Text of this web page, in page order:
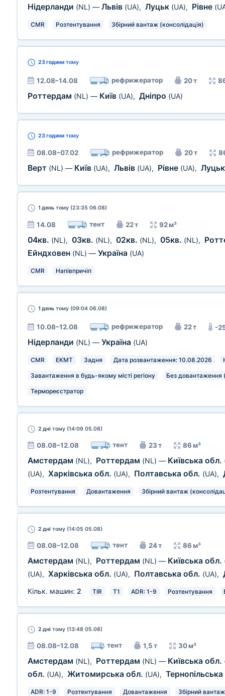
Нідерланди (NL) — Львів (UA), Луцьк (UA), Рівне
CMR Розтентування Збірний вантаж (консолідація)
23 години тому
12.08–14.08 рефрижератор 20 т
Роттердам (NL) — Київ (UA), Дніпро (UA)
23 години тому
08.08–07.02 рефрижератор 20 т
Верт (NL) — Київ (UA), Львів (UA), Рівне (UA),
1 день тому (23:35 06.08)
14.08 тент 22 т 92 м³
04кв. (NL), 03кв. (NL), 02кв. (NL), 05кв. (NL),
Ейндховен (NL) — Україна (UA)
CMR Напівпричіп
1 день тому (09:04 06.08)
10.08–12.08 рефрижератор 22 т -
Нідерланди (NL) — Україна (UA)
CMR EKMT Задня Дата розвантаження: 10.08.2026
Завантаження в будь-якому місті регіону Без довантаження
Термореєстратор
2 дні тому (14:09 05.08)
08.08–12.08 тент 23 т 86 м³
Амстердам (NL), Роттердам (NL) — Київська обл.
(UA), Харківська обл. (UA), Полтавська обл. (UA),
Розтентування Довантаження Збірний вантаж
2 дні тому (14:05 05.08)
08.08–12.08 тент 24 т 86 м³
Амстердам (NL), Роттердам (NL) — Київська обл.
(UA), Харківська обл. (UA), Полтавська обл. (UA),
Кільк. машин: 2 TIR T1 ADR: 1-9 Розтентування
2 дні тому (13:48 05.08)
08.08–12.08 тент 1,5 т 30 м³
Амстердам (NL), Роттердам (NL) — Київська обл.
обл. (UA), Житомирська обл. (UA),
ADR: 1-9 Розтентування Довантаження Збірний